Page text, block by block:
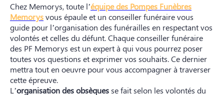
Chez Memorys, toute l’équipe des Pompes Funèbres
Memorysvous épaule et un conseiller funéraire vous
guide pour l’organisation des funérailles en respectant vos
volontés et celles du défunt. Chaque conseiller funéraire
des PF Memorys est un expert à qui vous pourrez poser
toutes vos questions et exprimer vos souhaits. Ce dernier
mettra tout en oeuvre pour vous accompagner à traverser
cette épreuve.
L’organisation des obsèquesse fait selon les volontés du